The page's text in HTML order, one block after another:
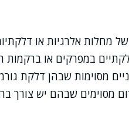
מחלות אלרגיות או
במפרקים או ברקמות
מסוימות שבהן דלקת
מסוימים שבהם יש צורך